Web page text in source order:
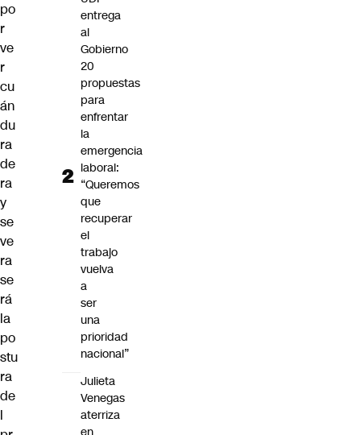
po
r
ve
r
cu
án
du
ra
de
ra
y
se
ve
ra
se
rá
la
po
stu
ra
de
l
entrega
al
Gobierno
20
propuestas
para
enfrentar
la
emergencia
laboral:
“Queremos
que
recuperar
el
trabajo
vuelva
a
ser
una
prioridad
nacional”
Julieta
Venegas
aterriza
en